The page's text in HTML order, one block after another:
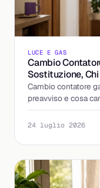
LUCE E GAS
Cambio
Sostituzione,
Cambio contatore
preavviso e cosa
spiegata passo per
24 luglio 2026